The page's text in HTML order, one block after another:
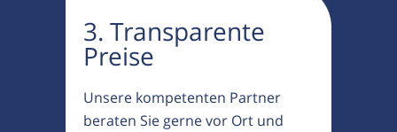
3. Transparente
Preise
Unsere kompetenten Partner
beraten Sie gerne vor Ort und